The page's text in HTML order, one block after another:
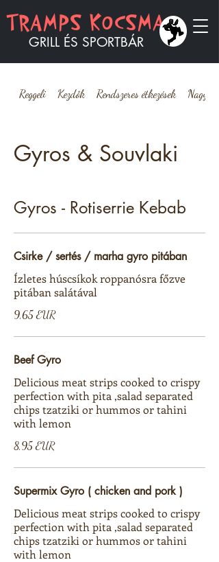
TRAMPS KOCSMA
GRILL ÉS SPORTBÁR
Reggeli Kezdők Rendszeres étkezések Nagy
Gyros & Souvlaki
Gyros - Rotiserrie Kebab
Csirke / sertés / marha gyro pitában
Ízletes húscsíkok roppanósra főzve
pitában salátával
9,65 EUR
Beef Gyro
Delicious meat strips cooked to crispy
perfection with pita ,salad separated
chips tzatziki or hummos or tahini
with lemon
8,95 EUR
Supermix Gyro ( chicken and pork )
Delicious meat strips cooked to crispy
perfection with pita ,salad separated
chips tzatziki or hummos or tahini
with lemon